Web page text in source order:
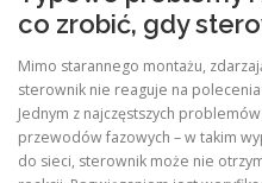
co zrobić, gdy
Mimo starannego montażu,
sterownik nie reaguje na
Jednym z najczęstszych
przewodów fazowych – w takim
do sieci, sterownik może nie